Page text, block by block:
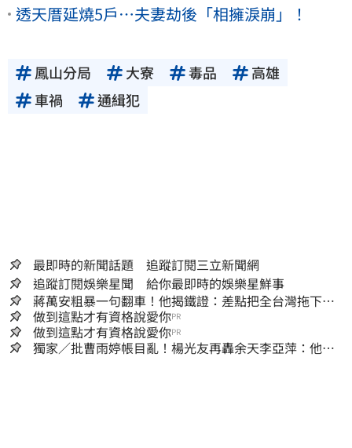
透天厝延燒5戶…夫妻劫後「相擁淚崩」！
鳳山分局 大寮 毒品
高雄
車禍
通緝犯
最即時的新聞話題 追蹤訂閱三立新聞網
追蹤訂閱娛樂星聞 給你最即時的娛樂星鮮事
蔣萬安粗暴一句翻車！他揭鐵證：差點把全台灣拖下水
哪時道歉
做到這點才有資格說愛你PR
做到這點才有資格說愛你PR
獨家／批曹雨婷帳目亂！楊光友再轟余天李亞萍：他們